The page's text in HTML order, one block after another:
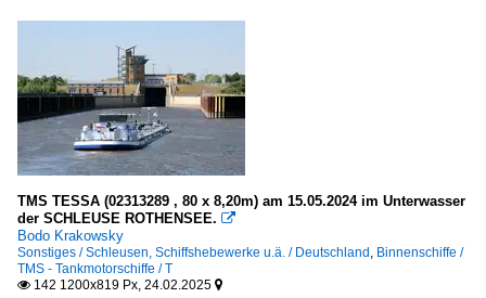
TMS TESSA (02313289 , 80 x 8,20m) am 15.05.2024 im Unterwasser
der SCHLEUSE ROTHENSEE. 
Bodo Krakowsky
Sonstiges / Schleusen, Schiffshebewerke u.ä. / Deutschland Binnenschiffe /
TMS - Tankmotorschiffe / T
 142 1200x819 Px, 24.02.2025 